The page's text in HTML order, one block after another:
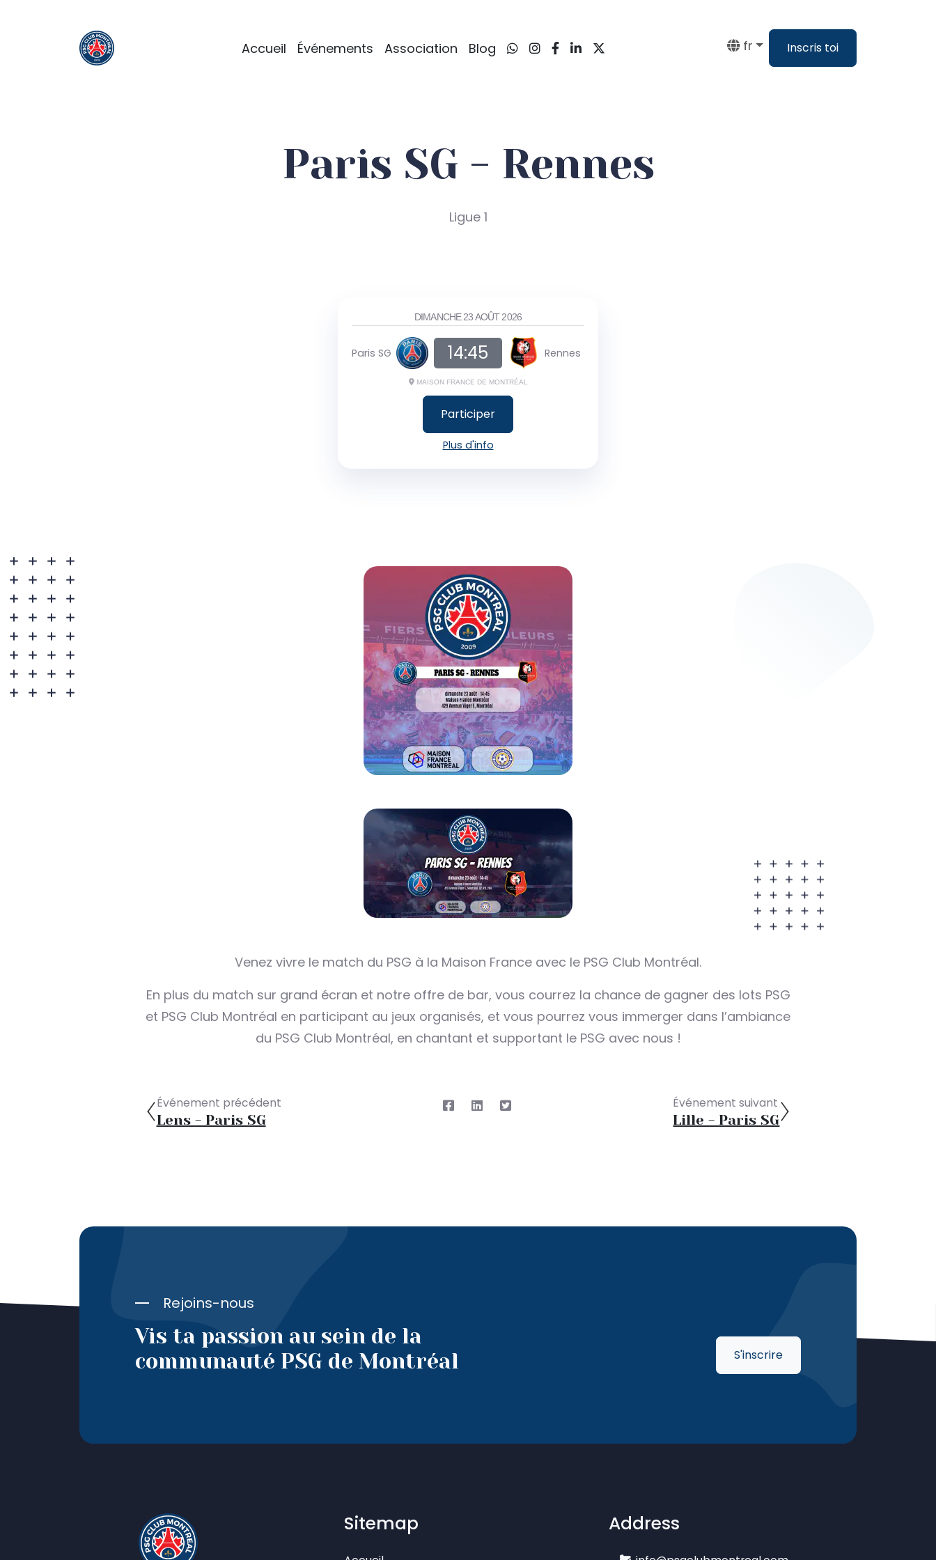
Accueil Événements Association Blog fr Inscris toi
Paris SG - Rennes
Ligue 1
DIMANCHE 23 AOÛT 2026
Paris SG 14:45 Rennes
MAISON FRANCE DE MONTRÉAL
Participer
Plus d'info
Venez vivre le match du PSG à la Maison France avec le PSG Club Montréal.
En plus du match sur grand écran et notre offre de bar, vous courrez la chance de gagner des lots PSG
et PSG Club Montréal en participant au jeux organisés, et vous pourrez vous immerger dans l’ambiance
du PSG Club Montréal, en chantant et supportant le PSG avec nous !
Événement précédent
Lens - Paris SG
Événement suivant
Lille - Paris SG
Rejoins-nous
Vis ta passion au sein de la
communauté PSG de Montréal
S'inscrire
Sitemap Address